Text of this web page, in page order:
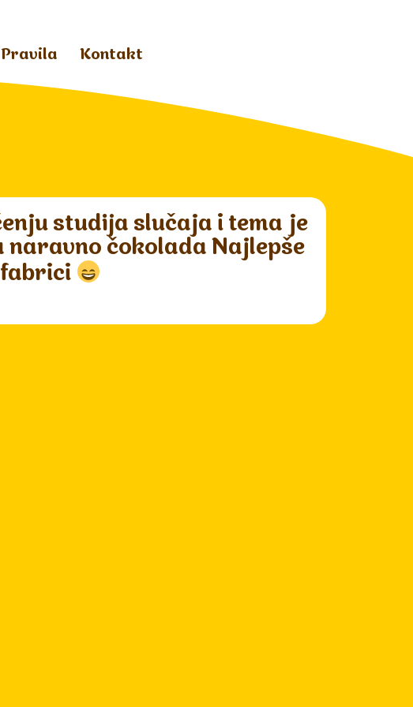
Pravila Kontakt
studija slučaja i tema je
čokolada Najlepše
fabrici